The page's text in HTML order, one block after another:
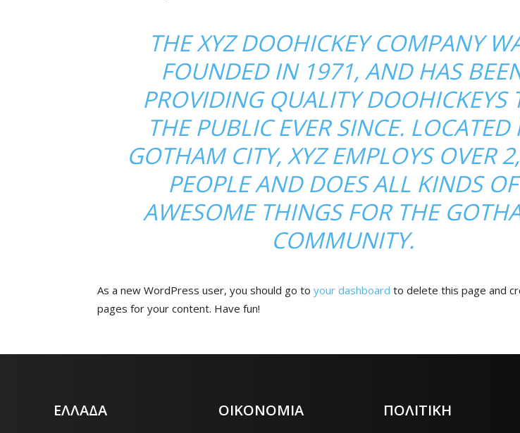
THE XYZ DOOHICKEY COMPANY
FOUNDED IN 1971, AND HAS
PROVIDING QUALITY DOOHICKEYS
THE PUBLIC EVER SINCE. LOCATED
GOTHAM CITY, XYZ EMPLOYS OVER
PEOPLE AND DOES ALL KINDS OF
AWESOME THINGS FOR THE
COMMUNITY.
As a new WordPress user, you should go to your dashboard to delete this page and
pages for your content. Have fun!
ΕΛΛΑΔΑ ΟΙΚΟΝΟΜΙΑ ΠΟΛΙΤΙΚΗ